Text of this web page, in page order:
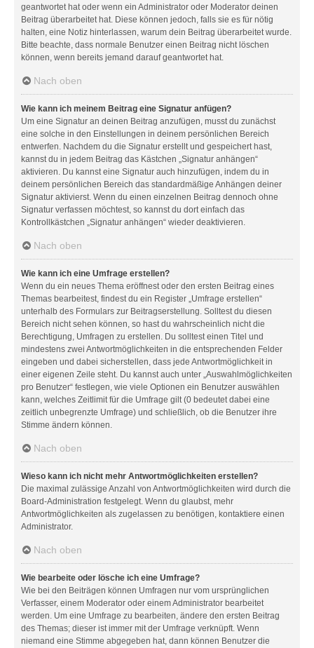
geantwortet hat oder wenn ein Administrator oder Moderator deinen
Beitrag überarbeitet hat. Diese können jedoch, falls sie es für nötig
halten, eine Notiz hinterlassen, warum dein Beitrag überarbeitet wurde.
Bitte beachte, dass normale Benutzer einen Beitrag nicht löschen
können, wenn bereits jemand darauf geantwortet hat.
Nach oben
Wie kann ich meinem Beitrag eine Signatur anfügen?
Um eine Signatur an deinen Beitrag anzufügen, musst du zunächst
eine solche in den Einstellungen in deinem persönlichen Bereich
entwerfen. Nachdem du die Signatur erstellt und gespeichert hast,
kannst du in jedem Beitrag das Kästchen „Signatur anhängen“
aktivieren. Du kannst eine Signatur auch hinzufügen, indem du in
deinem persönlichen Bereich das standardmäßige Anhängen deiner
Signatur aktivierst. Wenn du einen einzelnen Beitrag dennoch ohne
Signatur verfassen möchtest, so kannst du dort einfach das
Kontrollkästchen „Signatur anhängen“ wieder deaktivieren.
Nach oben
Wie kann ich eine Umfrage erstellen?
Wenn du ein neues Thema eröffnest oder den ersten Beitrag eines
Themas bearbeitest, findest du ein Register „Umfrage erstellen“
unterhalb des Formulars zur Beitragserstellung. Solltest du diesen
Bereich nicht sehen können, so hast du wahrscheinlich nicht die
Berechtigung, Umfragen zu erstellen. Du solltest einen Titel und
mindestens zwei Antwortmöglichkeiten in die entsprechenden Felder
eingeben und dabei sicherstellen, dass jede Antwortmöglichkeit in
einer eigenen Zeile steht. Du kannst auch unter „Auswahlmöglichkeiten
pro Benutzer“ festlegen, wie viele Optionen ein Benutzer auswählen
kann, welches Zeitlimit für die Umfrage gilt (0 bedeutet dabei eine
zeitlich unbegrenzte Umfrage) und schließlich, ob die Benutzer ihre
Stimme ändern können.
Nach oben
Wieso kann ich nicht mehr Antwortmöglichkeiten erstellen?
Die maximal zulässige Anzahl von Antwortmöglichkeiten wird durch die
Board-Administration festgelegt. Wenn du glaubst, mehr
Antwortmöglichkeiten als zugelassen zu benötigen, kontaktiere einen
Administrator.
Nach oben
Wie bearbeite oder lösche ich eine Umfrage?
Wie bei den Beiträgen können Umfragen nur vom ursprünglichen
Verfasser, einem Moderator oder einem Administrator bearbeitet
werden. Um eine Umfrage zu bearbeiten, ändere den ersten Beitrag
des Themas; dieser ist immer mit der Umfrage verknüpft. Wenn
niemand eine Stimme abgegeben hat, dann können Benutzer die